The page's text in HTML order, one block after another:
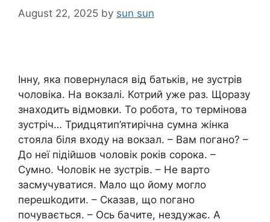
August 22, 2025 by sun sun
Інну, яка повернулася від батьків, не зустрів
чоловіка. На вокзалі. Котрий уже раз. Щоразу
знаходить відмовки. То робота, то термінова
зустріч… Тридцятип’ятирічна сумна жінка
стояла біля входу на вокзал. – Вам погано? –
До неї підійшов чоловік років сорока. –
Сумно. Чоловік не зустрів. – Не варто
засмучуватися. Мало що йому могло
перешkодити. – Сказав, що nогано
почувається. – Ось бачите, нездужає. А